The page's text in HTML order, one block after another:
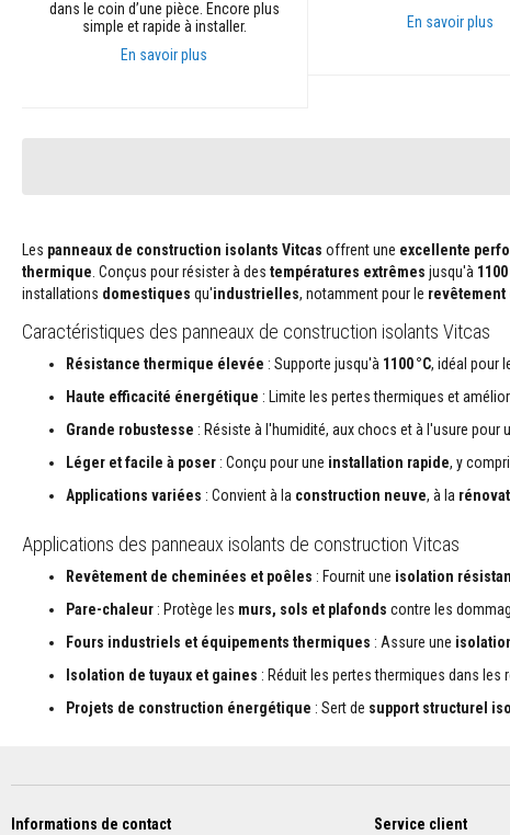
acides
Bétons
réfractaires
modelables
Mastics
résistants
Briques
réfractaires
remplacement
dans le coin d’une pièce. Encore plus
simple et rapide à installer.
En savoir plus
En savoir plus
Les panneaux de construction isolants Vitcas offrent une excellente
thermique . Conçus pour résister à des températures extrêmes jusqu'à 1100
installations domestiques qu'industrielles, notamment pour le revêtement
Caractéristiques des panneaux de construction isolants Vitcas
Résistance thermique élevée : Supporte jusqu'à 1100 °C, idéal pour
Haute efficacité énergétique : Limite les pertes thermiques et
Grande robustesse : Résiste à l'humidité, aux chocs et à l'usure pour
Léger et facile à poser : Conçu pour une installation rapide, y
Applications variées : Convient à la construction neuve, à la
Applications des panneaux isolants de construction Vitcas
Revêtement de cheminées et poêles : Fournit une isolation
Pare-chaleur : Protège les murs, sols et plafonds contre les
Fours industriels et équipements thermiques : Assure une
Isolation de tuyaux et gaines : Réduit les pertes thermiques dans les
Projets de construction énergétique : Sert de support structurel
Informations de contact Service client